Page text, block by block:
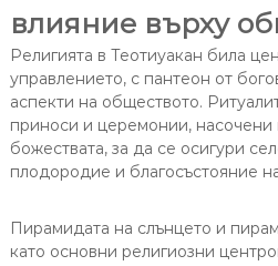
влияние върху
Религията в Теотиуакан била
управлението, с пантеон от
аспекти на обществото.
приноси и церемонии, насочени
божествата, за да се осигури
плодородие и благосъстояние
Пирамидата на слънцето и
като основни религиозни